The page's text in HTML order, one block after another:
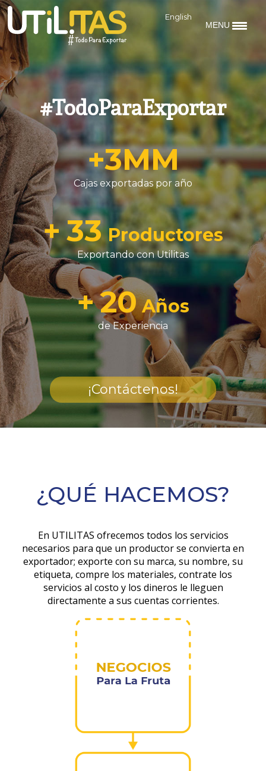
#TodoParaExportar
+3MM
Cajas exportadas por año
+33 Productores
Exportando con Utilitas
+20 Años
de Experiencia
¡Contáctenos!
¿QUÉ HACEMOS?
En UTILITAS ofrecemos todos los servicios
necesarios para que un productor se convierta en
exportador; exporte con su marca, su nombre, su
etiqueta, compre los materiales, contrate los
servicios al costo y los dineros le lleguen
directamente a sus cuentas corrientes.
MENU
English